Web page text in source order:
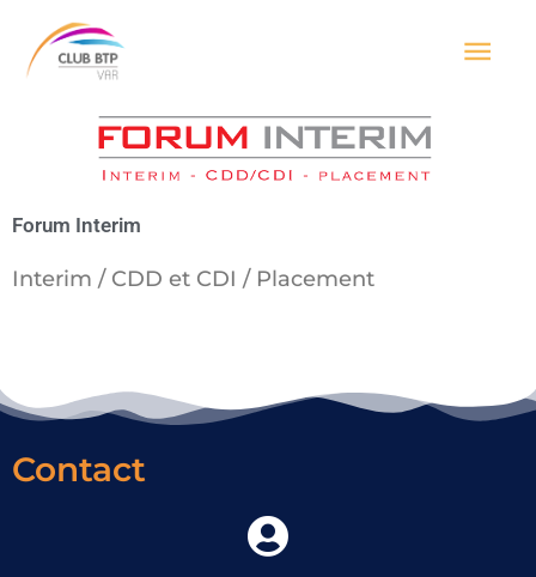
contenu
Forum Interim
Interim / CDD et CDI / Placement
Contact